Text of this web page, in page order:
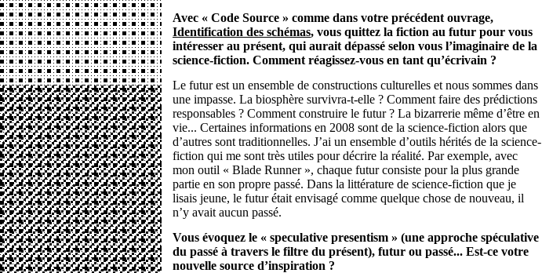
Avec « Code Source » comme dans votre précédent ouvrage,
Identification des schémas, vous quittez la fiction au futur pour vous
intéresser au présent, qui aurait dépassé selon vous l’imaginaire de la
science-fiction. Comment réagissez-vous en tant qu’écrivain ?
Le futur est un ensemble de constructions culturelles et nous sommes dans
une impasse. La biosphère survivra-t-elle ? Comment faire des prédictions
responsables ? Comment construire le futur ? La bizarrerie même d’être en
vie... Certaines informations en 2008 sont de la science-fiction alors que
d’autres sont traditionnelles. J’ai un ensemble d’outils hérités de la science-
fiction qui me sont très utiles pour décrire la réalité. Par exemple, avec
mon outil « Blade Runner », chaque futur consiste pour la plus grande
partie en son propre passé. Dans la littérature de science-fiction que je
lisais jeune, le futur était envisagé comme quelque chose de nouveau, il
n’y avait aucun passé.
Vous évoquez le « speculative presentism » (une approche spéculative
du passé à travers le filtre du présent), futur ou passé... Est-ce votre
nouvelle source d’inspiration ?